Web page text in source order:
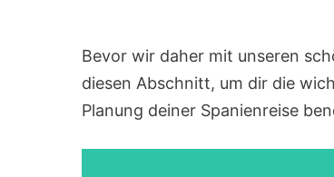
Bevor wir daher mit unseren
diesen Abschnitt, um dir die
Planung deiner Spanienreise